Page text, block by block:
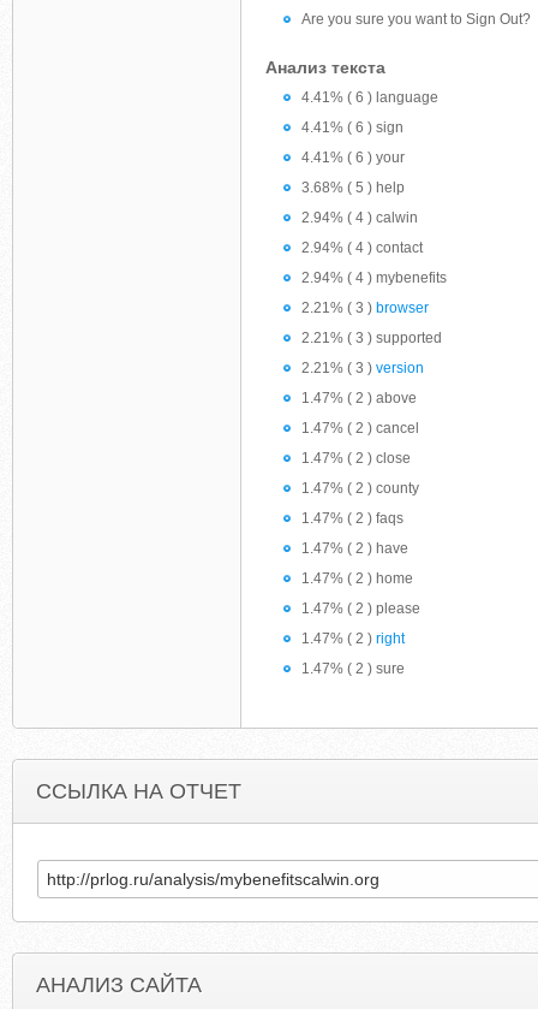
Are you sure you want to Sign Out?
Анализ текста
4.41% ( 6 ) language
4.41% ( 6 ) sign
4.41% ( 6 ) your
3.68% ( 5 ) help
2.94% ( 4 ) calwin
2.94% ( 4 ) contact
2.94% ( 4 ) mybenefits
2.21% ( 3 ) browser
2.21% ( 3 ) supported
2.21% ( 3 ) version
1.47% ( 2 ) above
1.47% ( 2 ) cancel
1.47% ( 2 ) close
1.47% ( 2 ) county
1.47% ( 2 ) faqs
1.47% ( 2 ) have
1.47% ( 2 ) home
1.47% ( 2 ) please
1.47% ( 2 ) right
1.47% ( 2 ) sure
ССЫЛКА НА ОТЧЕТ
АНАЛИЗ САЙТА